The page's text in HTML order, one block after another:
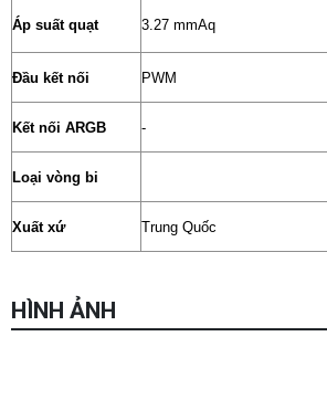
Áp suất quạt 3.27 mmAq
Đầu kết nối PWM
Kết nối ARGB -
Loại vòng bi
Xuất xứ Trung Quốc
HÌNH ẢNH